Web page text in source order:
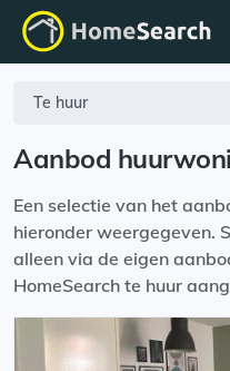
Te huur
Aanbod
Een selectie van het
hieronder weergegeven.
alleen via de eigen
HomeSearch te huur